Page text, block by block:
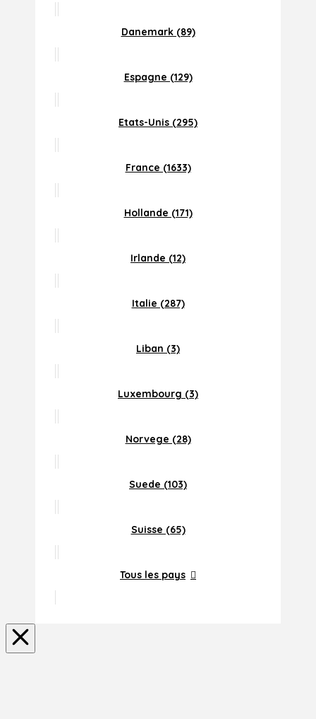
Danemark (89)
Espagne (129)
Etats-Unis (295)
France (1633)
Hollande (171)
Irlande (12)
Italie (287)
Liban (3)
Luxembourg (3)
Norvege (28)
Suede (103)
Suisse (65)
Tous les pays